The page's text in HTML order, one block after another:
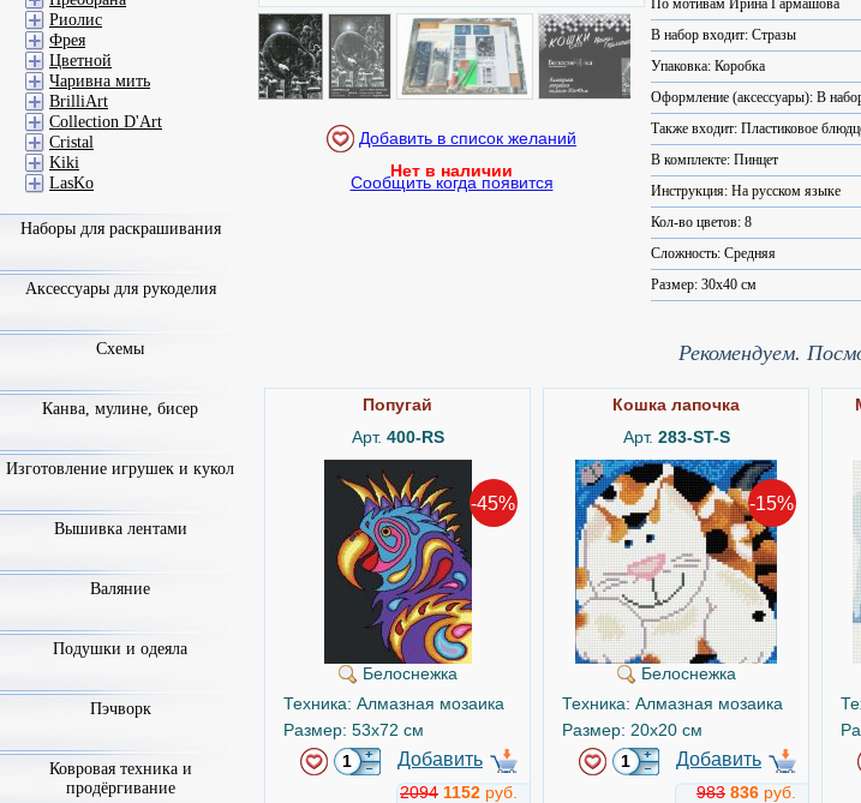
Нет в наличии
Сообщить когда появится
По мотивам Ирина Гармашова
В набор входит: Стразы
Упаковка: Коробка
Оформление (аксессуары): В
Также входит: Пластиковое
В комплекте: Пинцет
Инструкция: На русском языке
Кол-во цветов: 8
Сложность: Средняя
Размер: 30x40 см
Рекомендуем.
Попугай
Арт. 400-RS
-45%
Белоснежка
Техника: Алмазная мозаика
Размер: 53x72 см
Добавить
2094 1152 руб.
Кошка лапочка
Арт. 283-ST-S
-15%
Белоснежка
Техника: Алмазная мозаика
Размер: 20x20 см
Добавить
983 836 руб.
Риолис
Фрея
Цветной
Чаривна мить
BrilliArt
Collection D'Art
Cristal
Kiki
LasKo
Наборы для раскрашивания
Аксессуары для рукоделия
Схемы
Канва, мулине, бисер
Изготовление игрушек и кукол
Вышивка лентами
Валяние
Подушки и одеяла
Пэчворк
Ковровая техника и
продёргивание